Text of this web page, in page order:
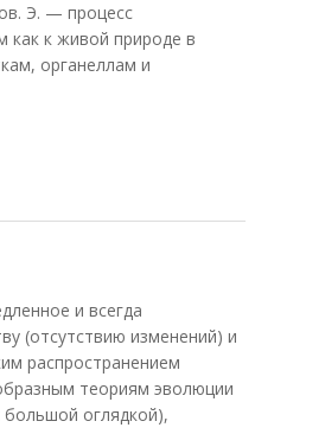
Э. — процесс
как к живой природе в
органеллам и
и всегда
(отсутствию изменений) и
распространением
теориям эволюции
оглядкой),